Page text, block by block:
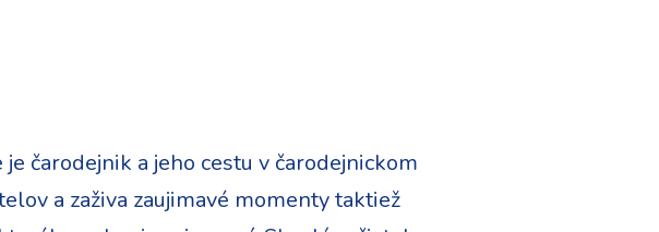
čarodejnik a jeho cestu v čarodejnickom
a zaživa zaujimavé momenty taktiež